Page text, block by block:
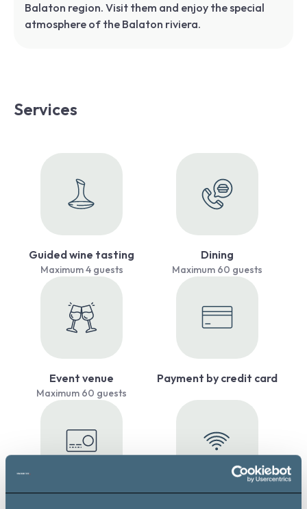
Balaton region. Visit them and enjoy the special
atmosphere of the Balaton riviera.
Services
Guided wine tasting
Maximum 4 guests
Dining
Maximum 60 guests
Event venue
Maximum 60 guests
Payment by credit card